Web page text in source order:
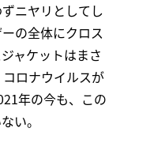
ニヤリとしてし
の全体にクロス
ャケットはまさ
ロナウイルスが
年の今も、この
い。